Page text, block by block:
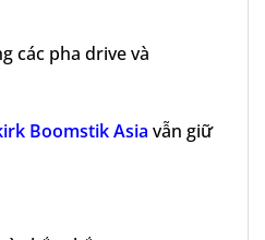
các pha drive và
Boomstik Asia vẫn giữ